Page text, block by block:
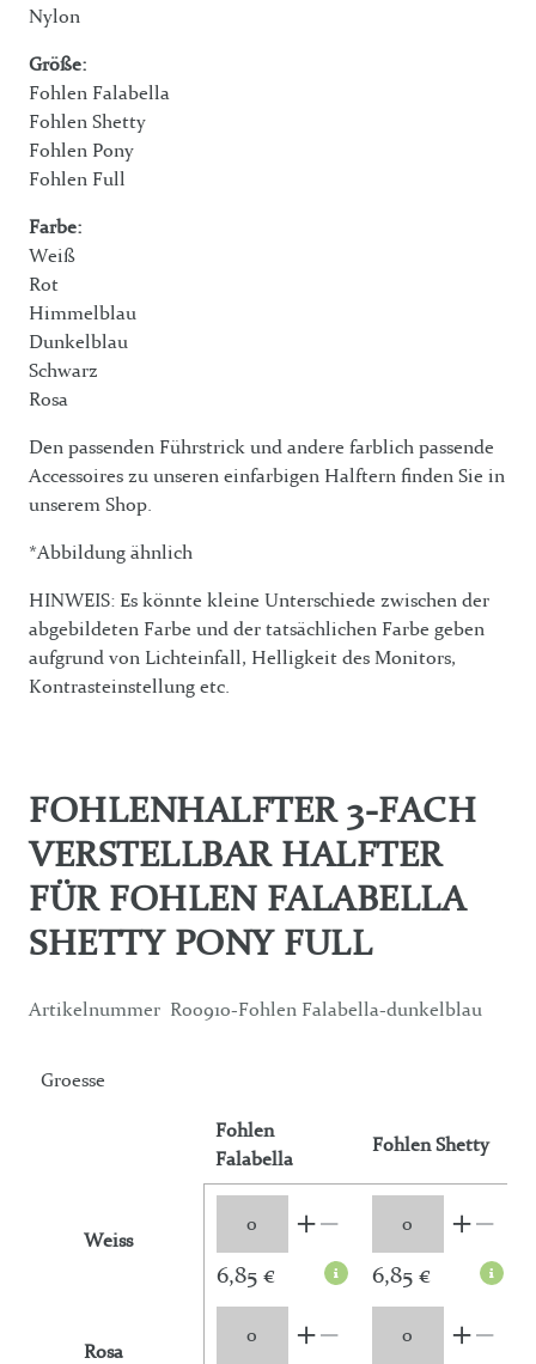
Nylon
Größe:
Fohlen Falabella
Fohlen Shetty
Fohlen Pony
Fohlen Full
Farbe:
Weiß
Rot
Himmelblau
Dunkelblau
Schwarz
Rosa
Den passenden Führstrick und andere farblich passende
Accessoires zu unseren einfarbigen Halftern finden Sie in
unserem Shop.
*Abbildung ähnlich
HINWEIS: Es könnte kleine Unterschiede zwischen der
abgebildeten Farbe und der tatsächlichen Farbe geben
aufgrund von Lichteinfall, Helligkeit des Monitors,
Kontrasteinstellung etc.
FOHLENHALFTER 3-FACH
VERSTELLBAR HALFTER
FÜR FOHLEN FALABELLA
SHETTY PONY FULL
Artikelnummer R00910-Fohlen Falabella-dunkelblau
Groesse
Fohlen
Falabella
Fohlen Shetty
Weiss
6,85 € 6,85 €
Rosa